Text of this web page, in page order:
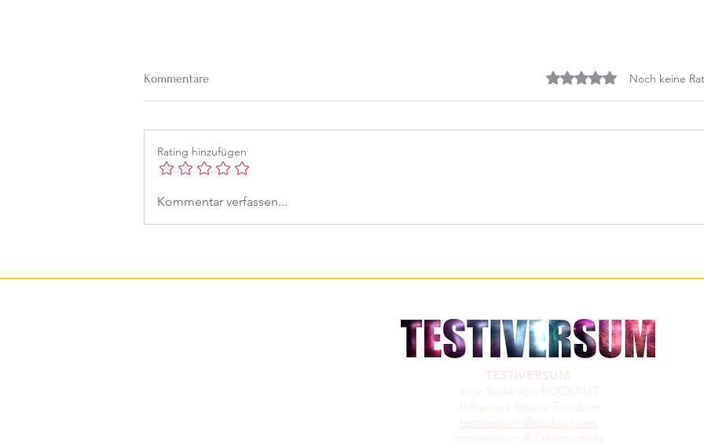
Wir sind Millennials
Kommentare Mit 0 von 5 Sternen
Noch keine
Rating hinzufügen
Kommentar verfassen...
TESTIVERSUM
eine Seite von ROCKAUT
Johannes Strunz-Fundner
testiversum@rockaut.net
Impresssum & Datenschutz